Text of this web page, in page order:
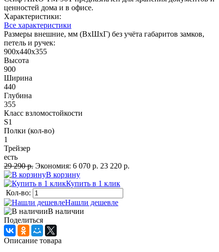
ценностей дома и в офисе.
Характеристики:
Все характеристики
Размеры внешние, мм (ВхШхГ) без учёта габаритов замков,
петель и ручек:
900x440x355
Высота
900
Ширина
440
Глубина
355
Класс взломостойкости
S1
Полки (кол-во)
1
Трейзер
есть
29 290 р. Экономия: 6 070 р. 23 220 р.
В корзину
Купить в 1 клик
Кол-во:
Нашли дешевле
В наличии
Поделиться
Описание товара